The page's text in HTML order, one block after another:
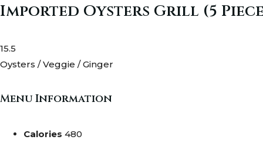
Imported Oysters Grill (5
15.5
Oysters / Veggie / Ginger
Menu Information
Calories 480